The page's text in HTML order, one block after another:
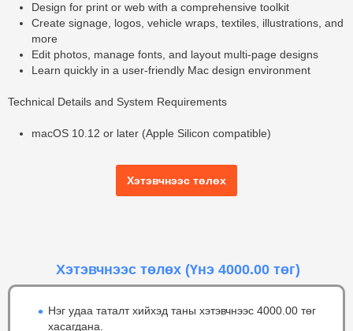
Design for print or web with a comprehensive toolkit
Create signage, logos, vehicle wraps, textiles, illustrations, and
more
Edit photos, manage fonts, and layout multi-page designs
Learn quickly in a user-friendly Mac design environment
Technical Details and System Requirements
macOS 10.12 or later (Apple Silicon compatible)
Хэтэвчнээс төлөх
Хэтэвчнээс төлөх (Үнэ 4000.00 төг)
Нэг удаа таталт хийхэд таны хэтэвчнээс 4000.00 төг
хасагдана.